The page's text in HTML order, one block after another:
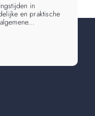
in
en praktische